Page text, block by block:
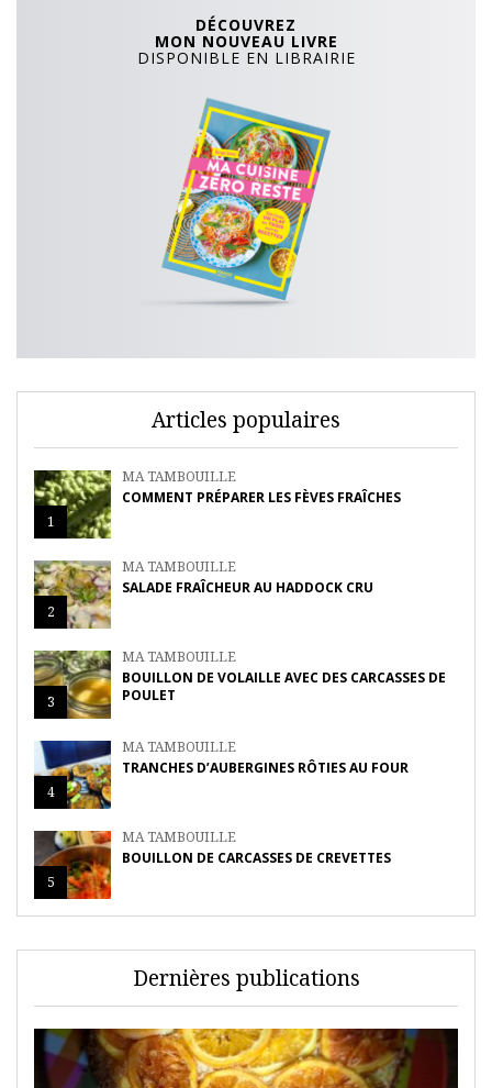
DÉCOUVREZ
MON NOUVEAU LIVRE
DISPONIBLE EN LIBRAIRIE
Articles populaires
1
MA TAMBOUILLE
COMMENT PRÉPARER LES FÈVES FRAÎCHES
2
MA TAMBOUILLE
SALADE FRAÎCHEUR AU HADDOCK CRU
3
MA TAMBOUILLE
BOUILLON DE VOLAILLE AVEC DES CARCASSES DE
POULET
4
MA TAMBOUILLE
TRANCHES D’AUBERGINES RÔTIES AU FOUR
5
MA TAMBOUILLE
BOUILLON DE CARCASSES DE CREVETTES
Dernières publications